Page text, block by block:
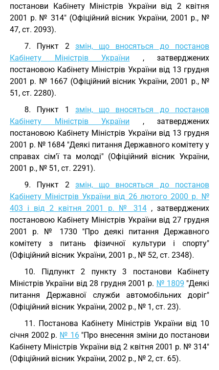
постанови Кабінету Міністрів України від 2 квітня
2001 р. № 314" (Офіційний вісник України, 2001 р., №
47, ст. 2093).
7. Пункт 2 змін, що вносяться до постанов
Кабінету Міністрів України , затверджених
постановою Кабінету Міністрів України від 13 грудня
2001 р. № 1667 (Офіційний вісник України, 2001 р., №
51, ст. 2280).
8. Пункт 1 змін, що вносяться до постанов
Кабінету Міністрів України , затверджених
постановою Кабінету Міністрів України від 13 грудня
2001 р. № 1684 "Деякі питання Державного комітету у
справах сім'ї та молоді" (Офіційний вісник України,
2001 р., № 51, ст. 2291).
9. Пункт 2 змін, що вносяться до постанов
Кабінету Міністрів України від 26 лютого 2000 р. №
403 і від 2 квітня 2001 р. № 314 , затверджених
постановою Кабінету Міністрів України від 27 грудня
2001 р. № 1730 "Про деякі питання Державного
комітету з питань фізичної культури і спорту"
(Офіційний вісник України, 2001 р., № 52, ст. 2348).
10. Підпункт 2 пункту 3 постанови Кабінету
Міністрів України від 28 грудня 2001 р. № 1809 "Деякі
питання Державної служби автомобільних доріг"
(Офіційний вісник України, 2002 р., № 1, ст. 23).
11. Постанова Кабінету Міністрів України від 10
січня 2002 р. № 16"Про внесення зміни до постанови
Кабінету Міністрів України від 2 квітня 2001 р. № 314"
(Офіційний вісник України, 2002 р., № 2, ст. 65).